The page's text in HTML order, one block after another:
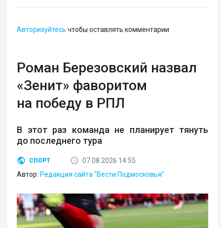
Авторизуйтесь чтобы оставлять комментарии
Роман Березовский назвал
«Зенит» фаворитом
на победу в РПЛ
В этот раз команда не планирует тянуть
до последнего тура
СПОРТ
07.08.2026 14:55
Автор: Редакция сайта "Вести Подмосковья"